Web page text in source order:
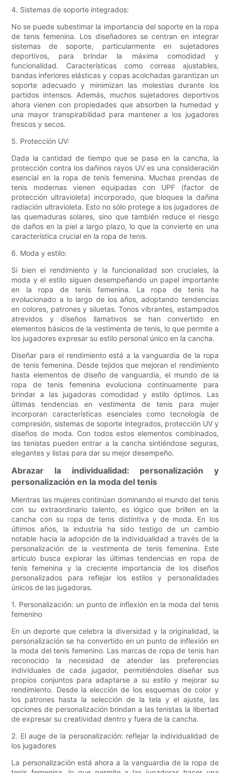
4. Sistemas de soporte integrados:
No se puede subestimar la importancia del soporte en la ropa
de tenis femenina. Los diseñadores se centran en integrar
sistemas de soporte, particularmente en sujetadores
deportivos, para brindar la máxima comodidad y
funcionalidad. Características como correas ajustables,
bandas inferiores elásticas y copas acolchadas garantizan un
soporte adecuado y minimizan las molestias durante los
partidos intensos. Además, muchos sujetadores deportivos
ahora vienen con propiedades que absorben la humedad y
una mayor transpirabilidad para mantener a los jugadores
frescos y secos.
5. Protección UV:
Dada la cantidad de tiempo que se pasa en la cancha, la
protección contra los dañinos rayos UV es una consideración
esencial en la ropa de tenis femenina. Muchas prendas de
tenis modernas vienen equipadas con UPF (factor de
protección ultravioleta) incorporado, que bloquea la dañina
radiación ultravioleta. Esto no sólo protege a los jugadores de
las quemaduras solares, sino que también reduce el riesgo
de daños en la piel a largo plazo, lo que la convierte en una
característica crucial en la ropa de tenis.
6. Moda y estilo:
Si bien el rendimiento y la funcionalidad son cruciales, la
moda y el estilo siguen desempeñando un papel importante
en la ropa de tenis femenina. La ropa de tenis ha
evolucionado a lo largo de los años, adoptando tendencias
en colores, patrones y siluetas. Tonos vibrantes, estampados
atrevidos y diseños llamativos se han convertido en
elementos básicos de la vestimenta de tenis, lo que permite a
los jugadores expresar su estilo personal único en la cancha.
Diseñar para el rendimiento está a la vanguardia de la ropa
de tenis femenina. Desde tejidos que mejoran el rendimiento
hasta elementos de diseño de vanguardia, el mundo de la
ropa de tenis femenina evoluciona continuamente para
brindar a las jugadoras comodidad y estilo óptimos. Las
últimas tendencias en vestimenta de tenis para mujer
incorporan características esenciales como tecnología de
compresión, sistemas de soporte integrados, protección UV y
diseños de moda. Con todos estos elementos combinados,
las tenistas pueden entrar a la cancha sintiéndose seguras,
elegantes y listas para dar su mejor desempeño.
Abrazar la individualidad: personalización y
personalización en la moda del tenis
Mientras las mujeres continúan dominando el mundo del tenis
con su extraordinario talento, es lógico que brillen en la
cancha con su ropa de tenis distintiva y de moda. En los
últimos años, la industria ha sido testigo de un cambio
notable hacia la adopción de la individualidad a través de la
personalización de la vestimenta de tenis femenina. Este
artículo busca explorar las últimas tendencias en ropa de
tenis femenina y la creciente importancia de los diseños
personalizados para reflejar los estilos y personalidades
únicos de las jugadoras.
1. Personalización: un punto de inflexión en la moda del tenis
femenino
En un deporte que celebra la diversidad y la originalidad, la
personalización se ha convertido en un punto de inflexión en
la moda del tenis femenino. Las marcas de ropa de tenis han
reconocido la necesidad de atender las preferencias
individuales de cada jugador, permitiéndoles diseñar sus
propios conjuntos para adaptarse a su estilo y mejorar su
rendimiento. Desde la elección de los esquemas de color y
los patrones hasta la selección de la tela y el ajuste, las
opciones de personalización brindan a las tenistas la libertad
de expresar su creatividad dentro y fuera de la cancha.
2. El auge de la personalización: reflejar la individualidad de
los jugadores
La personalización está ahora a la vanguardia de la ropa de